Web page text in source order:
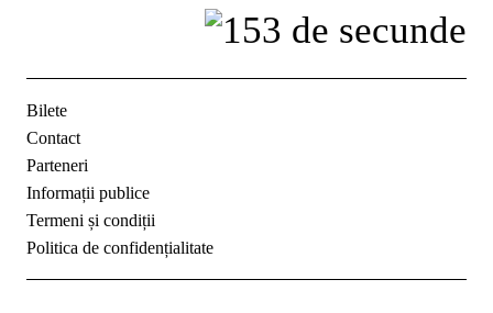
Bilete
Contact
Parteneri
Informații publice
Termeni și condiții
Politica de confidențialitate